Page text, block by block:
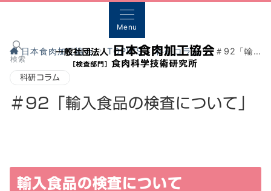
Menu
検索
日本食肉加工協会 TOPICS 科研コラム ＃92「輸入食品の検査について」
科研コラム
＃92「輸入食品の検査について」
輸入食品の検査について